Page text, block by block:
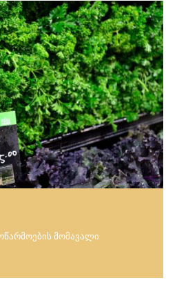
მომავალი